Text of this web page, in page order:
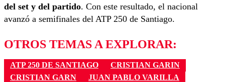
del set y del partido. Con este resultado, el nacional
avanzó a semifinales del ATP 250 de Santiago.
OTROS TEMAS A EXPLORAR:
ATP 250 DE SANTIAGO
CRISTIAN GARIN
CRISTIAN GARN
JUAN PABLO VARILLA